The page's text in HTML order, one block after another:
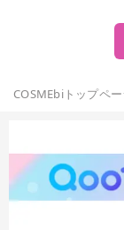
COSMEbiトップペ